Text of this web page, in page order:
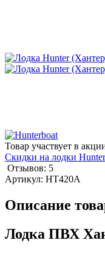
Товар участвует в
Скидки на лодки
Отзывов: 5
Артикул: HT420A
Описание
Лодка ПВХ